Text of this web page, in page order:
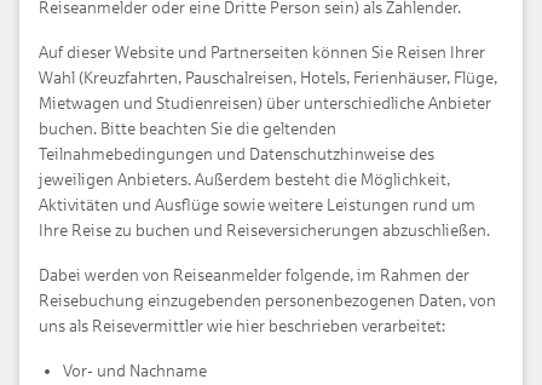
Reiseanmelder oder eine Dritte Person sein) als Zahlender.
Auf dieser Website und Partnerseiten können Sie Reisen Ihrer
Wahl (Kreuzfahrten, Pauschalreisen, Hotels, Ferienhäuser, Flüge,
Mietwagen und Studienreisen) über unterschiedliche Anbieter
buchen. Bitte beachten Sie die geltenden
Teilnahmebedingungen und Datenschutzhinweise des
jeweiligen Anbieters. Außerdem besteht die Möglichkeit,
Aktivitäten und Ausflüge sowie weitere Leistungen rund um
Ihre Reise zu buchen und Reiseversicherungen abzuschließen.
Dabei werden von Reiseanmelder folgende, im Rahmen der
Reisebuchung einzugebenden personenbezogenen Daten, von
uns als Reisevermittler wie hier beschrieben verarbeitet:
Vor- und Nachname